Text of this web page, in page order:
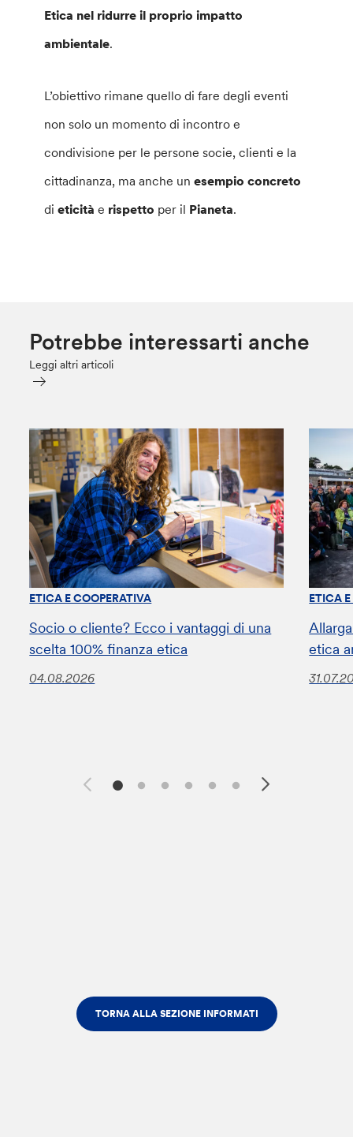
Etica nel ridurre il proprio impatto
ambientale.
L’obiettivo rimane quello di fare degli eventi
non solo un momento di incontro e
condivisione per le persone socie, clienti e la
cittadinanza, ma anche unesempio concreto
dieticitàe rispetto per il Pianeta.
Potrebbe interessarti anche
Leggi altri articoli
ETICA E COOPERATIVA
Socio o cliente? Ecco i vantaggi di una
scelta 100% finanza etica
04.08.2026
ETICA
etica
TORNA ALLA SEZIONE INFORMATI